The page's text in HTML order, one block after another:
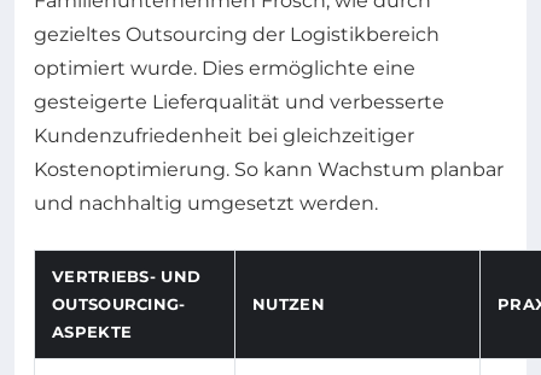
gezieltes Outsourcing der Logistikbereich
optimiert wurde. Dies ermöglichte eine
gesteigerte Lieferqualität und verbesserte
Kundenzufriedenheit bei gleichzeitiger
Kostenoptimierung. So kann Wachstum planbar
und nachhaltig umgesetzt werden.
VERTRIEBS- UND
OUTSOURCING-
ASPEKTE
NUTZEN